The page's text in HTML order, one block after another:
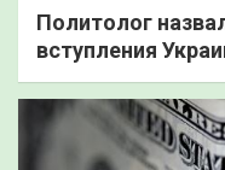
Политолог
вступления